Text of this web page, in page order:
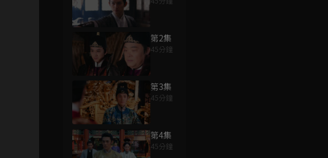
第2集
45分鐘
第3集
45分鐘
第4集
45分鐘